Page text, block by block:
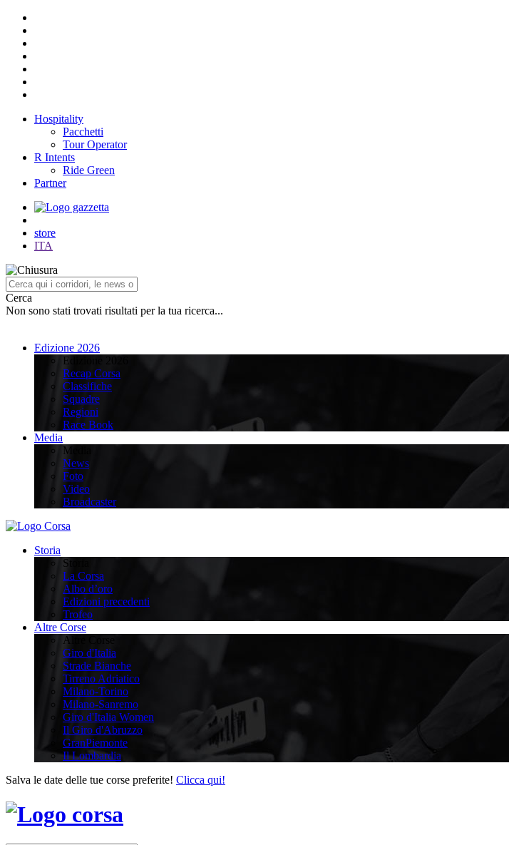
Hospitality
Pacchetti
Tour Operator
R Intents
Ride Green
Partner
store
ITA
Cerca
Non sono stati trovati risultati per la tua ricerca...
Edizione 2026
Edizione 2026
Recap Corsa
Classifiche
Squadre
Regioni
Race Book
Media
Media
News
Foto
Video
Broadcaster
Storia
Storia
La Corsa
Albo d’oro
Edizioni precedenti
Trofeo
Altre Corse
Altre Corse
Giro d'Italia
Strade Bianche
Tirreno Adriatico
Milano-Torino
Milano-Sanremo
Giro d'Italia Women
Il Giro d'Abruzzo
GranPiemonte
Il Lombardia
Salva le date delle tue corse preferite! Clicca qui!